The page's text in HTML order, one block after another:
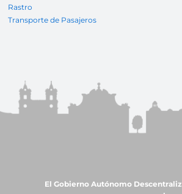
Rastro
Transporte de Pasajeros
El Gobierno Autónomo